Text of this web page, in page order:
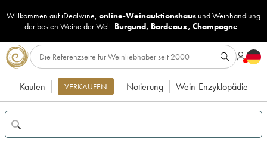
Willkommen auf iDealwine, online-Weinauktionshaus undWeinhandlung
der besten Weine der Welt: Burgund, Bordeaux, Champagne...
Kaufen VERKAUFEN Notierung Wein-Enzyklopädie